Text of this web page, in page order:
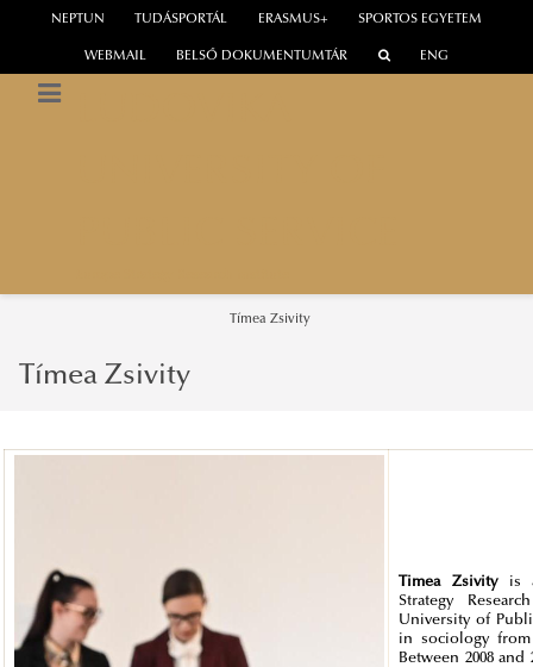
WEBMAIL
NEPTUN TUDÁSPORTÁL ERASMUS+ SPORTOS EGYETEM
BELSŐ DOKUMENTUMTÁR ENG
Tímea Zsivity
Tímea Zsivity
Timea Zsivity
is
Strategy
University of
in sociology
Between 2008 and